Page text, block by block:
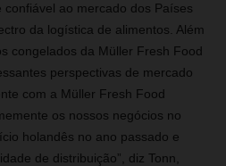
ao mercado dos Países
da logística de alimentos. Além
congelados da Müller Fresh Food
perspectivas de mercado
com a Müller Fresh Food
os nossos negócios no
holandês no ano passado e
de distribuição”, diz Tonn,